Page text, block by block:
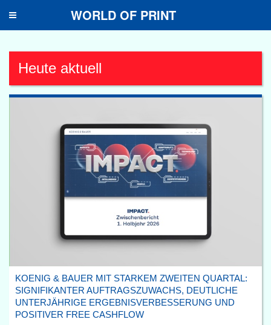
Toggle
WORLD OF PRINT
Heute aktuell
KOENIG & BAUER MIT STARKEM ZWEITEN QUARTAL:
SIGNIFIKANTER AUFTRAGSZUWACHS, DEUTLICHE
UNTERJÄHRIGE ERGEBNISVERBESSERUNG UND
POSITIVER FREE CASHFLOW